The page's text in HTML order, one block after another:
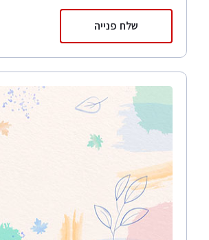
שלח פנייה